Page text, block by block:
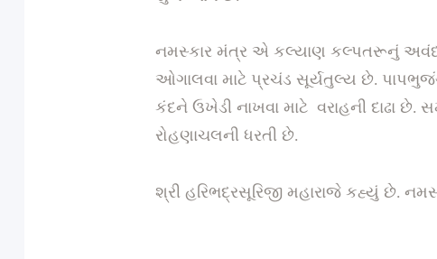
નમસ્કાર મંત્ર એ કલ્યાણ કલ્પતરૂનું અવંધ્ય
ઓગાલવા માટે પ્રચંડ સૂર્યતુલ્ય છે.
કંદને ઉખેડી નાખવા માટે વરાહની દાઢા છે.
રોહણાચલની ધરતી છે.
શ્રી હરિભદ્રસૂરિજી મહારાજે કહ્યું છે.